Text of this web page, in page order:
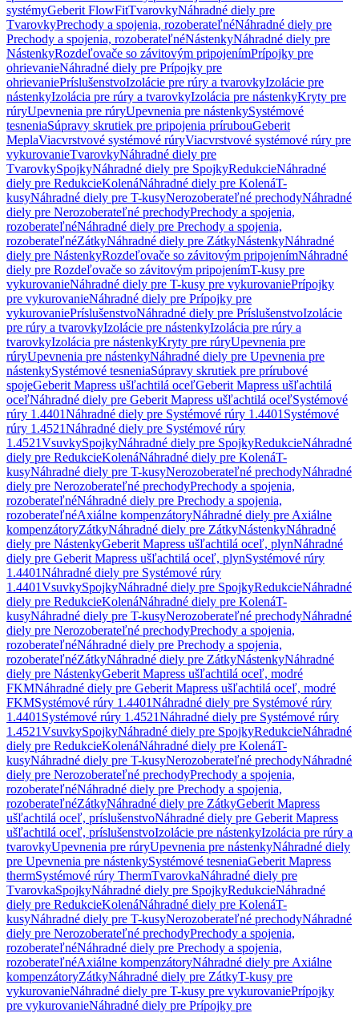
systémyGeberit FlowFitTvarovkyNáhradné diely pre
TvarovkyPrechody a spojenia, rozoberateľnéNáhradné diely pre
Prechody a spojenia, rozoberateľnéNástenkyNáhradné diely pre
NástenkyRozdeľovače so závitovým pripojenímPrípojky pre
ohrievanieNáhradné diely pre Prípojky pre
ohrievaniePríslušenstvoIzolácie pre rúry a tvarovkyIzolácie pre
nástenkyIzolácia pre rúry a tvarovkyIzolácia pre nástenkyKryty pre
rúryUpevnenia pre rúryUpevnenia pre nástenkySystémové
tesneniaSúpravy skrutiek pre pripojenia prírubouGeberit
MeplaViacvrstvové systémové rúryViacvrstvové systémové rúry pre
vykurovanieTvarovkyNáhradné diely pre
TvarovkySpojkyNáhradné diely pre SpojkyRedukcieNáhradné
diely pre RedukcieKolenáNáhradné diely pre KolenáT-
kusyNáhradné diely pre T-kusyNerozoberateľné prechodyNáhradné
diely pre Nerozoberateľné prechodyPrechody a spojenia,
rozoberateľnéNáhradné diely pre Prechody a spojenia,
rozoberateľnéZátkyNáhradné diely pre ZátkyNástenkyNáhradné
diely pre NástenkyRozdeľovače so závitovým pripojenímNáhradné
diely pre Rozdeľovače so závitovým pripojenímT-kusy pre
vykurovanieNáhradné diely pre T-kusy pre vykurovaniePrípojky
pre vykurovanieNáhradné diely pre Prípojky pre
vykurovaniePríslušenstvoNáhradné diely pre PríslušenstvoIzolácie
pre rúry a tvarovkyIzolácie pre nástenkyIzolácia pre rúry a
tvarovkyIzolácia pre nástenkyKryty pre rúryUpevnenia pre
rúryUpevnenia pre nástenkyNáhradné diely pre Upevnenia pre
nástenkySystémové tesneniaSúpravy skrutiek pre prírubové
spojeGeberit Mapress ušľachtilá oceľGeberit Mapress ušľachtilá
oceľNáhradné diely pre Geberit Mapress ušľachtilá oceľSystémové
rúry 1.4401Náhradné diely pre Systémové rúry 1.4401 Systémové
rúry 1.4521Náhradné diely pre Systémové rúry
1.4521VsuvkySpojkyNáhradné diely pre SpojkyRedukcieNáhradné
diely pre RedukcieKolenáNáhradné diely pre KolenáT-
kusyNáhradné diely pre T-kusyNerozoberateľné prechodyNáhradné
diely pre Nerozoberateľné prechodyPrechody a spojenia,
rozoberateľnéNáhradné diely pre Prechody a spojenia,
rozoberateľnéAxiálne kompenzátoryNáhradné diely pre Axiálne
kompenzátoryZátkyNáhradné diely pre ZátkyNástenkyNáhradné
diely pre NástenkyGeberit Mapress ušľachtilá oceľ, plynNáhradné
diely pre Geberit Mapress ušľachtilá oceľ, plynSystémové rúry
1.4401Náhradné diely pre Systémové rúry
1.4401VsuvkySpojkyNáhradné diely pre SpojkyRedukcieNáhradné
diely pre RedukcieKolenáNáhradné diely pre KolenáT-
kusyNáhradné diely pre T-kusyNerozoberateľné prechodyNáhradné
diely pre Nerozoberateľné prechodyPrechody a spojenia,
rozoberateľnéNáhradné diely pre Prechody a spojenia,
rozoberateľnéZátkyNáhradné diely pre ZátkyNástenkyNáhradné
diely pre NástenkyGeberit Mapress ušľachtilá oceľ, modré
FKMNáhradné diely pre Geberit Mapress ušľachtilá oceľ, modré
FKMSystémové rúry 1.4401Náhradné diely pre Systémové rúry
1.4401 Systémové rúry 1.4521Náhradné diely pre Systémové rúry
1.4521VsuvkySpojkyNáhradné diely pre SpojkyRedukcieNáhradné
diely pre RedukcieKolenáNáhradné diely pre KolenáT-
kusyNáhradné diely pre T-kusyNerozoberateľné prechodyNáhradné
diely pre Nerozoberateľné prechodyPrechody a spojenia,
rozoberateľnéNáhradné diely pre Prechody a spojenia,
rozoberateľnéZátkyNáhradné diely pre ZátkyGeberit Mapress
ušľachtilá oceľ, príslušenstvoNáhradné diely pre Geberit Mapress
ušľachtilá oceľ, príslušenstvoIzolácie pre nástenkyIzolácia pre rúry a
tvarovkyUpevnenia pre rúryUpevnenia pre nástenkyNáhradné diely
pre Upevnenia pre nástenkySystémové tesneniaGeberit Mapress
thermSystémové rúry ThermTvarovkaNáhradné diely pre
TvarovkaSpojkyNáhradné diely pre SpojkyRedukcieNáhradné
diely pre RedukcieKolenáNáhradné diely pre KolenáT-
kusyNáhradné diely pre T-kusyNerozoberateľné prechodyNáhradné
diely pre Nerozoberateľné prechodyPrechody a spojenia,
rozoberateľnéNáhradné diely pre Prechody a spojenia,
rozoberateľnéAxiálne kompenzátoryNáhradné diely pre Axiálne
kompenzátoryZátkyNáhradné diely pre ZátkyT-kusy pre
vykurovanieNáhradné diely pre T-kusy pre vykurovaniePrípojky
pre vykurovanieNáhradné diely pre Prípojky pre